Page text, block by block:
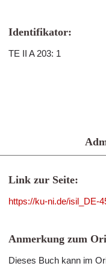
Identifikator:
TE II A 203: 1
Link zur Seite:
https://ku-ni.de/isil_DE-
Anmerkung zum
Dieses Buch kann im